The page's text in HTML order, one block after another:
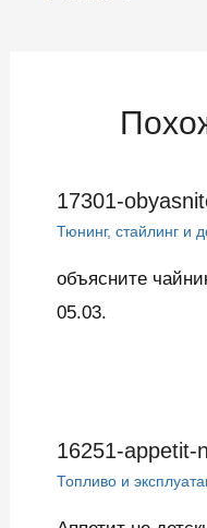
17301-
Тюнинг, стайлинг и
объясните
05.03.
16251-appetit-
Топливо и